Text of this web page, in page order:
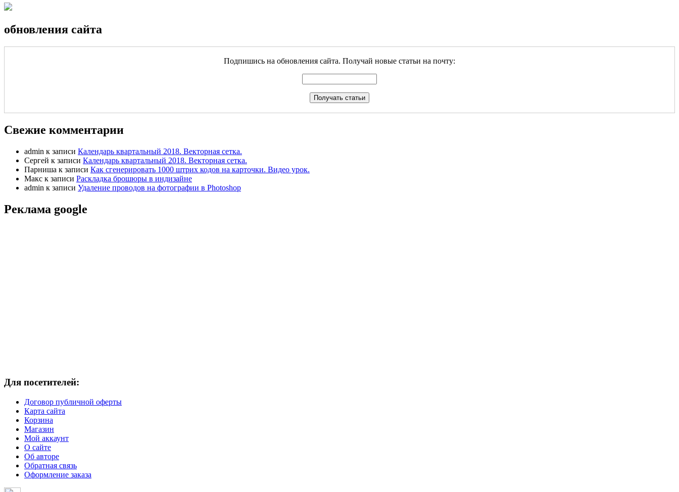
обновления сайта
Подпишись на обновления сайта. Получай новые статьи на почту:
Свежие комментарии
admin к записи Календарь квартальный 2018. Векторная сетка.
Сергей к записи Календарь квартальный 2018. Векторная сетка.
Парниша к записи Как сгенерировать 1000 штрих кодов на карточки. Видео урок.
Макс к записи Раскладка брошюры в индизайне
admin к записи Удаление проводов на фотографии в Photoshop
Реклама google
Для посетителей:
Договор публичной оферты
Карта сайта
Корзина
Магазин
Мой аккаунт
О сайте
Об авторе
Обратная связь
Оформление заказа